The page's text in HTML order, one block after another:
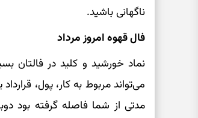
ناگهانی باشید.
فال قهوه امروز مرداد
نماد خورشید و کلید در فالتان
می‌تواند مربوط به کار، پول،
مدتی از شما فاصله گرفته بود